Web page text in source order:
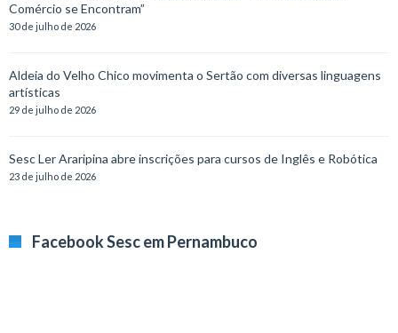
Comércio se Encontram”
30 de julho de 2026
Aldeia do Velho Chico movimenta o Sertão com diversas linguagens
artísticas
29 de julho de 2026
Sesc Ler Araripina abre inscrições para cursos de Inglês e Robótica
23 de julho de 2026
Facebook Sesc em Pernambuco